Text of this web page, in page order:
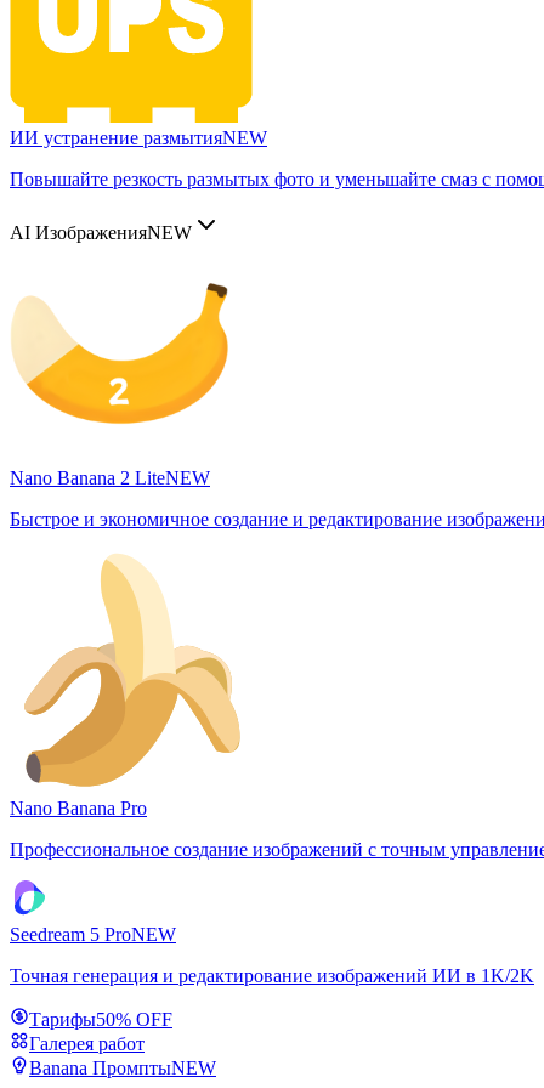
ИИ устранение размытияNEW
Повышайте резкость размытых фото и уменьшайте смаз с
AI ИзображенияNEW
Nano Banana 2 LiteNEW
Быстрое и экономичное создание и редактирование
Nano Banana Pro
Профессиональное создание изображений с точным
Seedream 5 ProNEW
Точная генерация и редактирование изображений ИИ в 1K/2K
Тарифы50% OFF
Галерея работ
Banana ПромптыNEW